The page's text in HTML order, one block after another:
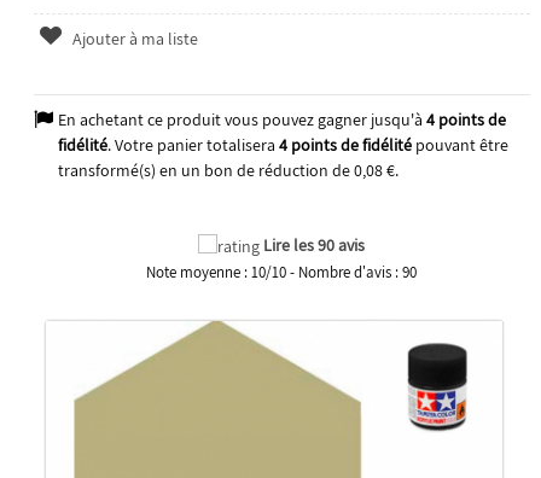
Ajouter à ma liste
En achetant ce produit vous pouvez gagner jusqu'à 4points de
fidélité. Votre panier totalisera 4points de fidélitépouvant être
transformé(s) en un bon de réduction de0,08 €.
Lire les 90 avis
Note moyenne :10/10- Nombre d'avis :90